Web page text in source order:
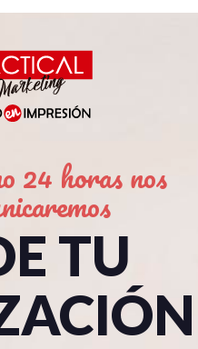
24 horas nos
TU